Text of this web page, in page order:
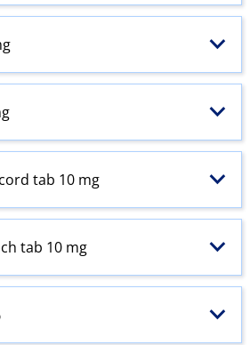
tab 10 mg
tab 10 mg